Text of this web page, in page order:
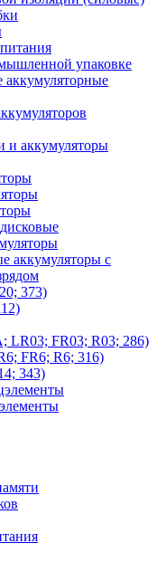
упаковке
и аккумуляторы
аккумуляторы с
373)
FR03; R03; 286)
FR6; R6; 316)
343)